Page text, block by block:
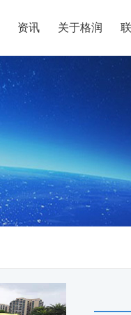
资讯 关于格润